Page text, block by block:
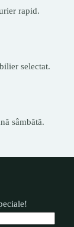
rapid.
selectat.
sâmbătă.